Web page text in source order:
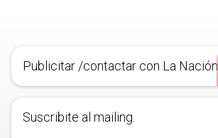
Publicitar /contactar con La Nación
Suscribite al mailing.